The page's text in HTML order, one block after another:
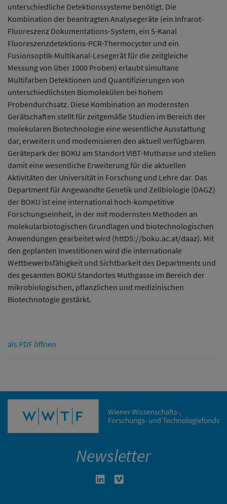
unterschiedliche Detektionssysteme benötigt. Die
Kombination der beantragten Analysegeräte (ein Infrarot-
Fluoreszenz Dokumentations-System, ein 5-Kanal
Fluoreszenzdetektions-PCR-Thermocycter und ein
Fusionsoptik-Multikanal-Lesegerät für die zeitgleiche
Messung von über 1000 Proben) erlaubt simultane
Multifarben Detektionen und Quantifizierungen von
unterschiedlichsten Biomolekülen bei hohem
Probendurchsatz. Diese Kombination an modernsten
Gerätschaften stellt für zeitgemäße Studien im Bereich der
molekularen Biotechnologie eine wesentliche Ausstattung
dar, erweitern und modemisieren den aktuell verfügbaren
Gerätepark der BOKU am Standort VIBT-Muthasse und stellen
damit eine wesentliche Erweiterung für die aktuellen
Aktivitäten der Universität in Forschung und Lehre dar. Das
Department für Angewandte Genetik und Zellbiologie (DAGZ)
der BOKU ist eine international hoch-kompetitive
Forschungseinheit, in der mit modernsten Methoden an
molekularbiotogischen Grundlagen und biotechnologischen
Anwendungen gearbeitet wird (httDS://boku.ac.at/daaz). Mit
den geplanten Investitionen wird die internationale
Wettbewerbsfähigkeit und Sichtbarkeit des Departments und
des gesamten BOKU Standortes Muthgasse im Bereich der
mikrobiologischen, pflanzlichen und medizinischen
Biotechnotogie gestärkt.
als PDF öffnen
Newsletter
Linkedin in neuem Fenster öffnen